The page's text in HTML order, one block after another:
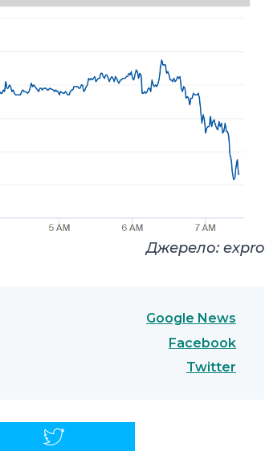
Джерело: expro
Google News
Facebook
Twitter